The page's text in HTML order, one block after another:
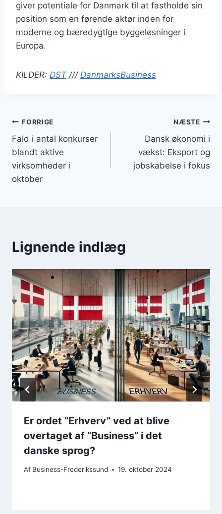
giver potentiale for Danmark til at fastholde sin
position som en førende aktør inden for
moderne og bæredygtige byggeløsninger i
Europa.
KILDER: DST/// DanmarksBusiness
Indlægsnavigation
FORRIGE
Fald i antal konkurser
blandt aktive
virksomheder i
oktober
NÆSTE
Dansk økonomi i
vækst: Eksport og
jobskabelse i fokus
Lignende indlæg
Er ordet “Erhverv” ved at blive
overtaget af “Business” i det
danske sprog?
Af Business-Frederikssund 19. oktober 2024